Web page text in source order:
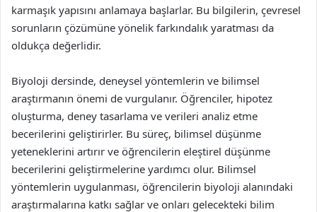
karmaşık yapısını anlamaya başlarlar. Bu bilgilerin, çevresel
sorunların çözümüne yönelik farkındalık yaratması da
oldukça değerlidir.
Biyoloji dersinde, deneysel yöntemlerin ve bilimsel
araştırmanın önemi de vurgulanır. Öğrenciler, hipotez
oluşturma, deney tasarlama ve verileri analiz etme
becerilerini geliştirirler. Bu süreç, bilimsel düşünme
yeteneklerini artırır ve öğrencilerin eleştirel düşünme
becerilerini geliştirmelerine yardımcı olur. Bilimsel
yöntemlerin uygulanması, öğrencilerin biyoloji alanındaki
araştırmalarına katkı sağlar ve onları gelecekteki bilim